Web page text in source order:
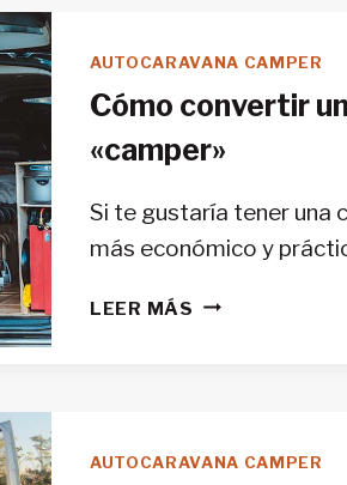
CADA
VEZ
ADEPTOS
AUTOCARAVANA CAMPER
Cómo convertir
«camper»
Si te gustaría tener una
más económico y
LEER MÁS CÓMO
AUTOCARAVANA CAMPER